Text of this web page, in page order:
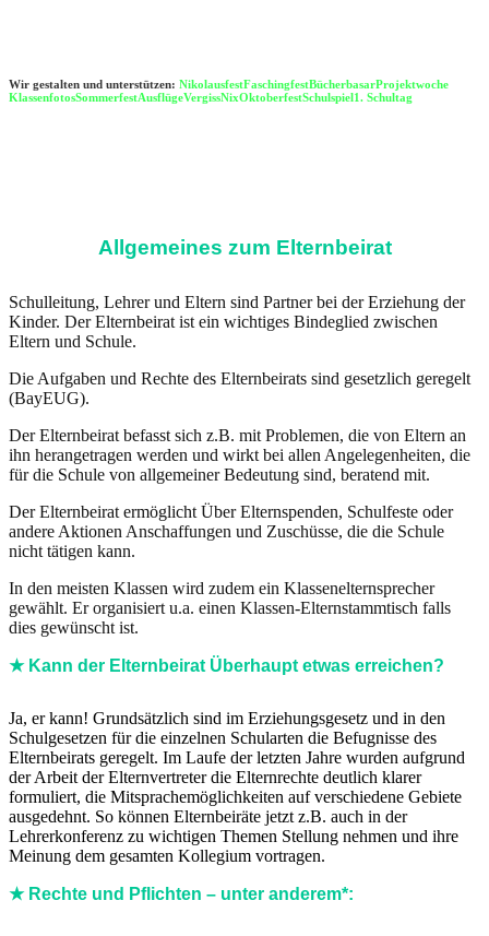
Wir gestalten und unterstützen: NikolausfestFaschingfestBücherbasarProjektwoche
KlassenfotosSommerfestAusflügeVergissNixOktoberfestSchulspiel1. Schultag
Allgemeines zum Elternbeirat
Schulleitung, Lehrer und Eltern sind Partner bei der Erziehung der
Kinder. Der Elternbeirat ist ein wichtiges Bindeglied zwischen
Eltern und Schule.
Die Aufgaben und Rechte des Elternbeirats sind gesetzlich geregelt
(BayEUG).
Der Elternbeirat befasst sich z.B. mit Problemen, die von Eltern an
ihn herangetragen werden und wirkt bei allen Angelegenheiten, die
für die Schule von allgemeiner Bedeutung sind, beratend mit.
Der Elternbeirat ermöglicht Über Elternspenden, Schulfeste oder
andere Aktionen Anschaffungen und Zuschüsse, die die Schule
nicht tätigen kann.
In den meisten Klassen wird zudem ein Klassenelternsprecher
gewählt. Er organisiert u.a. einen Klassen-Elternstammtisch falls
dies gewünscht ist.
★ Kann der Elternbeirat Überhaupt etwas erreichen?
Ja, er kann! Grundsätzlich sind im Erziehungsgesetz und in den
Schulgesetzen für die einzelnen Schularten die Befugnisse des
Elternbeirats geregelt. Im Laufe der letzten Jahre wurden aufgrund
der Arbeit der Elternvertreter die Elternrechte deutlich klarer
formuliert, die Mitsprachemöglichkeiten auf verschiedene Gebiete
ausgedehnt. So können Elternbeiräte jetzt z.B. auch in der
Lehrerkonferenz zu wichtigen Themen Stellung nehmen und ihre
Meinung dem gesamten Kollegium vortragen.
★ Rechte und Pflichten – unter anderem*: